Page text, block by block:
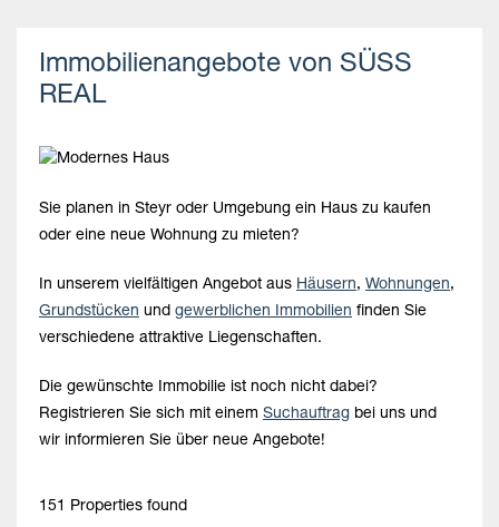
Immobilienangebote von SÜSS
REAL
Sie planen in Steyr oder Umgebung ein Haus zu kaufen
oder eine neue Wohnung zu mieten?
In unserem vielfältigen Angebot aus Häusern, Wohnungen,
Grundstücken und gewerblichen Immobilien finden Sie
verschiedene attraktive Liegenschaften.
Die gewünschte Immobilie ist noch nicht dabei?
Registrieren Sie sich mit einem Suchauftrag bei uns und
wir informieren Sie über neue Angebote!
151 Properties found